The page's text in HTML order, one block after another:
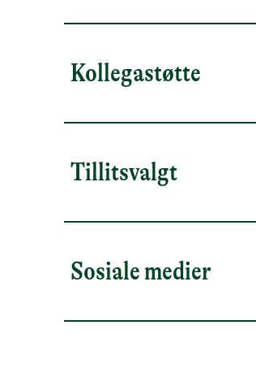
Kollegastøtte
Tillitsvalgt
Sosiale medier